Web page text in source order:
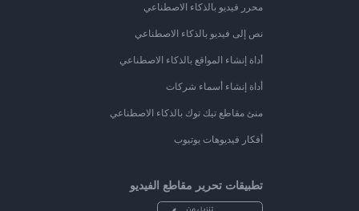
محرر فيديو بالذكاء الاصطناعي
نص إلى فيديو بالذكاء الاصطناعي
أداة إنشاء المواقع بالذكاء الاصطناعي
أداة إنشاء أسماء شركات
منئ مقاطع تيك توك بالذكاء الاصطناعي
أفكار فيديوهات يوتيوب
تطبيقات تحرير مقاطع الفيديو